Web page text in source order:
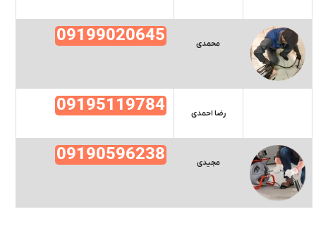
محمدی 09199020645
رضا احمدی 09195119784
مجیدی 09190596238